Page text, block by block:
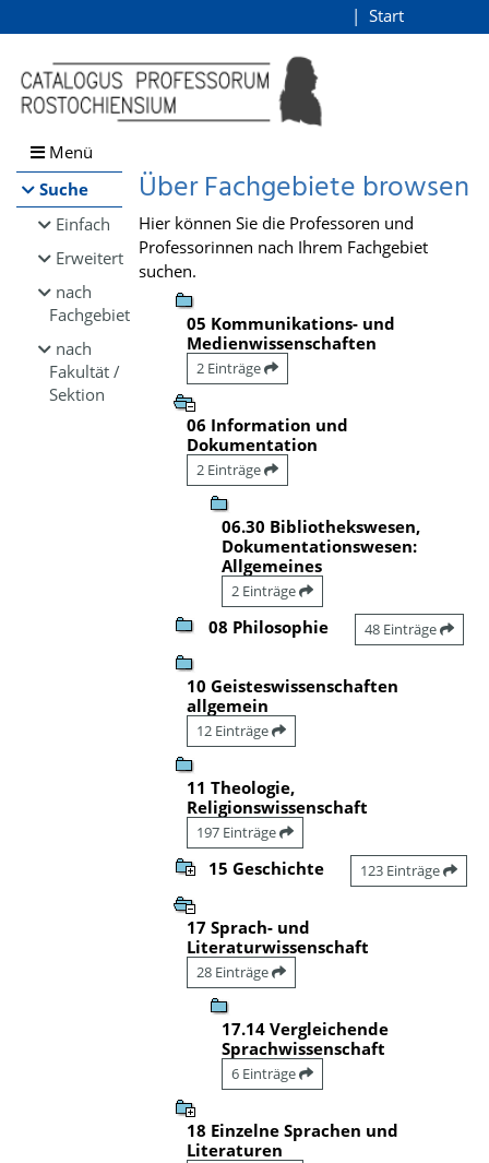
Browsen
direkt zum Inhalt
Start
Menü
Suche
Einfach
Erweitert
nach
Fachgebiet
nach
Fakultät /
Sektion
Über Fachgebiete browsen
Hier können Sie die Professoren und
Professorinnen nach Ihrem Fachgebiet
suchen.
05 Kommunikations- und
Medienwissenschaften
2 Einträge
06 Information und
Dokumentation
2 Einträge
06.30 Bibliothekswesen,
Dokumentationswesen:
Allgemeines
2 Einträge
08 Philosophie 48 Einträge
10 Geisteswissenschaften
allgemein
12 Einträge
11 Theologie,
Religionswissenschaft
197 Einträge
15 Geschichte 123 Einträge
17 Sprach- und
Literaturwissenschaft
28 Einträge
17.14 Vergleichende
Sprachwissenschaft
6 Einträge
18 Einzelne Sprachen und
Literaturen